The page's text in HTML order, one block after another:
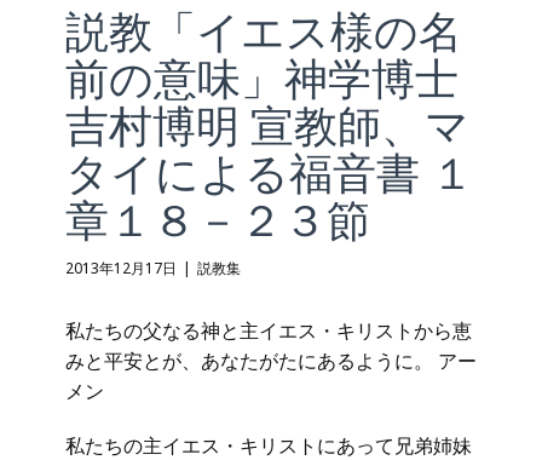
説教「イエス様の名
前の意味」神学博士
吉村博明 宣教師、マ
タイによる福音書 １
章１８－２３節
2013年12月17日 説教集
私たちの父なる神と主イエス・キリストから恵
みと平安とが、あなたがたにあるように。 アー
メン
私たちの主イエス・キリストにあって兄弟姉妹